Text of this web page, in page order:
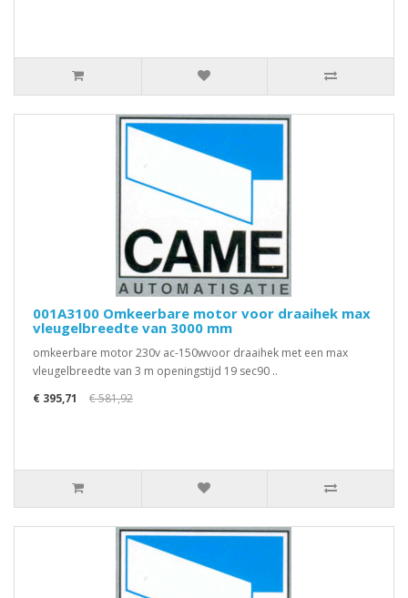
001A3100 Omkeerbare motor voor draaihek max
vleugelbreedte van 3000 mm
omkeerbare motor 230v ac-150wvoor draaihek met een max
vleugelbreedte van 3 m openingstijd 19 sec90 ..
€ 395,71
€ 581,92